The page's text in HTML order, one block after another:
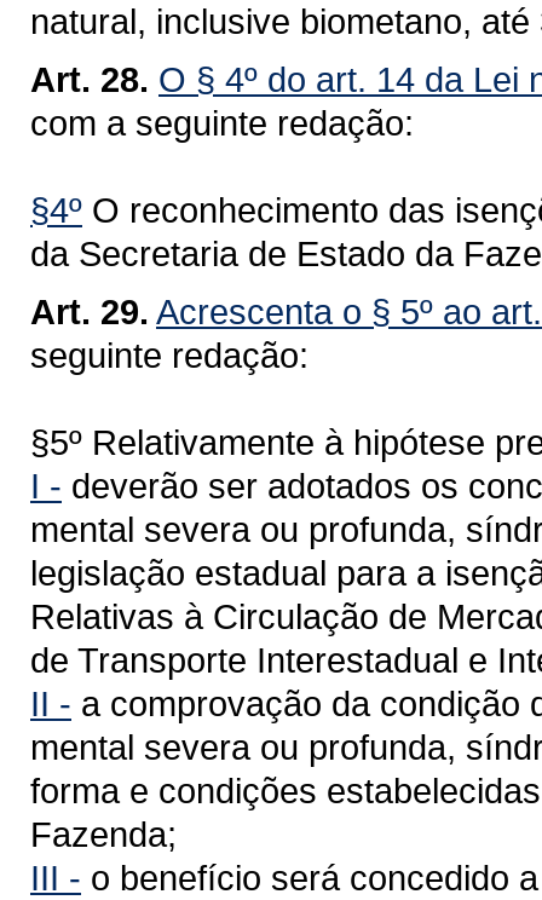
natural, inclusive biometano,
Art. 28. O § 4º do art. 14 da Lei
com a seguinte redação:
§4º O reconhecimento das
da Secretaria de Estado da
Art. 29. Acrescenta o § 5º ao
seguinte redação:
§5º Relativamente à hipótese
I - deverão ser adotados os
mental severa ou profunda,
legislação estadual para a
Relativas à Circulação de
de Transporte Interestadual e
II - a comprovação da condição
mental severa ou profunda,
forma e condições
Fazenda;
III - o benefício será concedido